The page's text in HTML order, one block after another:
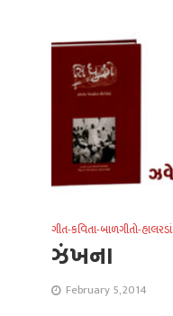
ગીત-કવિતા-બાળગીતો-હાલરડાં
ઝંખના
February 5, 2014